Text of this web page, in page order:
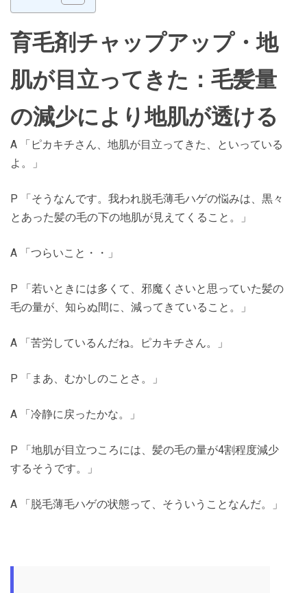
育毛剤チャップアップ・地
肌が目立ってきた：毛髪量
の減少により地肌が透ける
A 「ピカキチさん、地肌が目立ってきた、といっている
よ。」
P 「そうなんです。我われ脱毛薄毛ハゲの悩みは、黒々
とあった髪の毛の下の地肌が見えてくること。」
A 「つらいこと・・」
P 「若いときには多くて、邪魔くさいと思っていた髪の
毛の量が、知らぬ間に、減ってきていること。」
A 「苦労しているんだね。ピカキチさん。」
P 「まあ、むかしのことさ。」
A 「冷静に戻ったかな。」
P 「地肌が目立つころには、髪の毛の量が4割程度減少
するそうです。」
A 「脱毛薄毛ハゲの状態って、そういうことなんだ。」